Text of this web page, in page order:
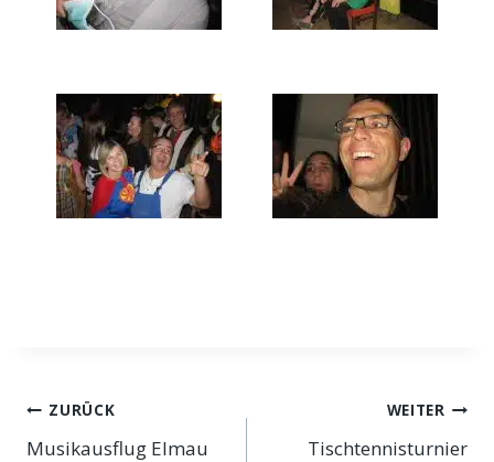
Beitragsnavigation
ZURÜCK
Musikausflug Elmau
WEITER
Tischtennisturnier